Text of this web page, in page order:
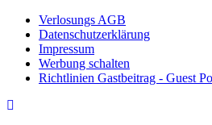
Verlosungs AGB
Datenschutzerklärung
Impressum
Werbung schalten
Richtlinien Gastbeitrag - Guest